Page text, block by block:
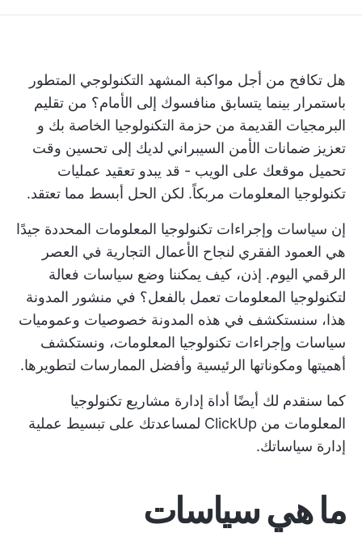
هل تكافح من أجل مواكبة المشهد التكنولوجي المتطور
باستمرار بينما يتسابق منافسوك إلى الأمام؟ من تقليم
البرمجيات القديمة من حزمة التكنولوجيا الخاصة بك و
تعزيز ضمانات الأمن السيبراني لديك إلى تحسين وقت
تحميل موقعك على الويب - قد يبدو تعقيد عمليات
تكنولوجيا المعلومات مربكاً. لكن الحل أبسط مما تعتقد.
إن سياسات وإجراءات تكنولوجيا المعلومات المحددة جيدًا
هي العمود الفقري لنجاح الأعمال التجارية في العصر
الرقمي اليوم. إذن، كيف يمكننا وضع سياسات فعالة
لتكنولوجيا المعلومات تعمل بالفعل؟ في منشور المدونة
هذا، سنستكشف في هذه المدونة خصوصيات وعموميات
سياسات وإجراءات تكنولوجيا المعلومات، ونستكشف
أهميتها ومكوناتها الرئيسية وأفضل الممارسات لتطويرها.
كما سنقدم لك أيضًا أداة إدارة مشاريع تكنولوجيا
المعلومات من ClickUp لمساعدتك على تبسيط عملية
إدارة سياساتك.
ما هي سياسات